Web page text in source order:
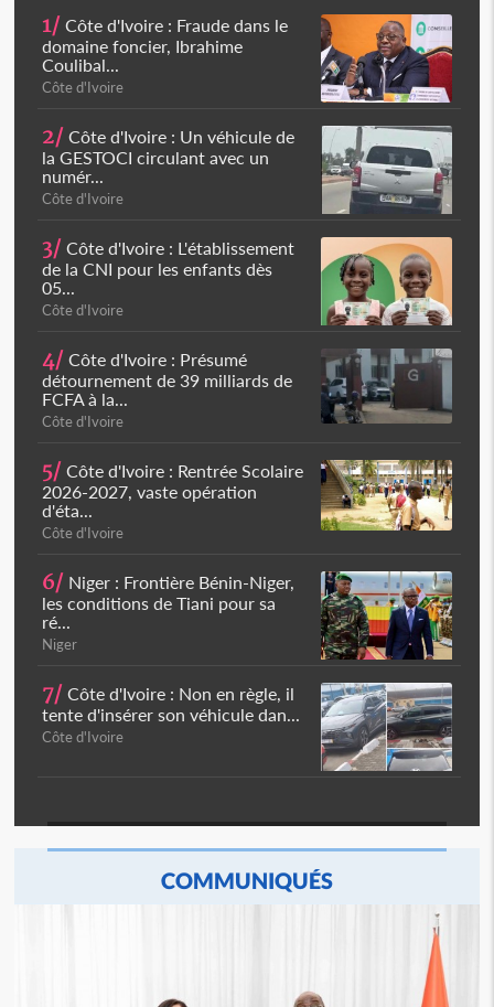
1/ Côte d'Ivoire : Fraude dans le
domaine foncier, Ibrahime
Coulibal...
Côte d'Ivoire
2/ Côte d'Ivoire : Un véhicule de
la GESTOCI circulant avec un
numér...
Côte d'Ivoire
3/ Côte d'Ivoire : L'établissement
de la CNI pour les enfants dès
05...
Côte d'Ivoire
4/ Côte d'Ivoire : Présumé
détournement de 39 milliards de
FCFA à la...
Côte d'Ivoire
5/ Côte d'Ivoire : Rentrée Scolaire
2026-2027, vaste opération
d'éta...
Côte d'Ivoire
6/ Niger : Frontière Bénin-Niger,
les conditions de Tiani pour sa
ré...
Niger
7/ Côte d'Ivoire : Non en règle, il
tente d'insérer son véhicule dan...
Côte d'Ivoire
COMMUNIQUÉS